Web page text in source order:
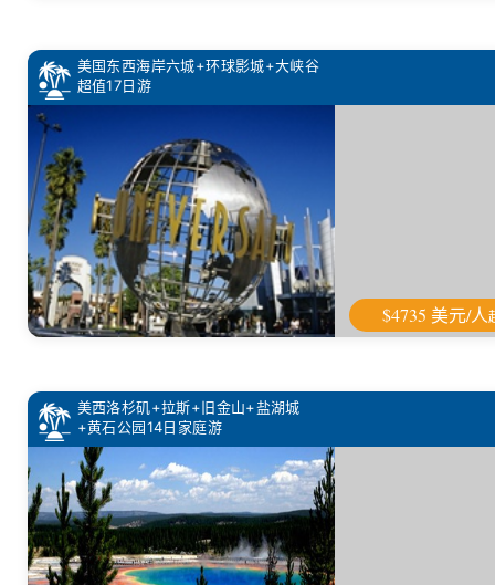
美国东西海岸六城+环球影城+大峡谷
超值17日游
$4735 美元/人
美西洛杉矶+拉斯+旧金山+盐湖城
+黄石公园14日家庭游